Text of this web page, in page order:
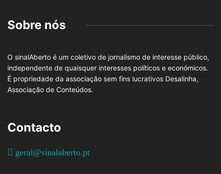
Sobre nós
O sinalAberto é um coletivo de jornalismo de interesse público,
independente de quaisquer interesses políticos e económicos.
É propriedade da associação sem fins lucrativos Desalinha,
Associação de Conteúdos.
Contacto
geral@sinalaberto.pt